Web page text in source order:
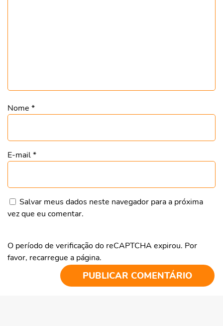
Nome *
E-mail*
Salvar meus dados neste navegador para a próxima
vez que eu comentar.
O período de verificação do reCAPTCHA expirou. Por
favor, recarregue a página.